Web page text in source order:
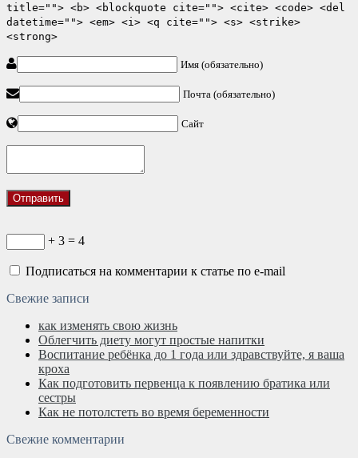
title=""> <b> <blockquote cite=""> <cite> <code> <del
datetime=""> <em> <i> <q cite=""> <s> <strike>
<strong>
Имя (обязательно)
Почта (обязательно)
Сайт
+ 3 = 4
Подписаться на комментарии к статье по e-mail
Свежие записи
как изменять свою жизнь
Облегчить диету могут простые напитки
Воспитание ребёнка до 1 года или здравствуйте, я ваша
кроха
Как подготовить первенца к появлению братика или
сестры
Как не потолстеть во время беременности
Свежие комментарии